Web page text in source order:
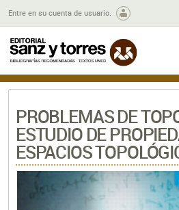
Entre en su cuenta de usuario.
PROBLEMAS DE
ESTUDIO DE
ESPACIOS